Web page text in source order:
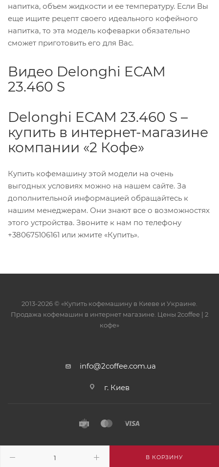
В КОРЗИНУ
напитка, объем жидкости и ее температуру. Если Вы
еще ищите рецепт своего идеального кофейного
напитка, то эта модель кофеварки обязательно
сможет приготовить его для Вас.
Видео Delonghi ECAM
23.460 S
Delonghi ECAM 23.460 S –
купить в интернет-магазине
компании «2 Кофе»
Купить кофемашину этой модели на очень
выгодных условиях можно на нашем сайте. За
дополнительной информацией обращайтесь к
нашим менеджерам. Они знают все о возможностях
этого устройства. Звоните к нам по телефону
+380675106161 или жмите «Купить».
2013-2026 © «Купить кофемашину в Киеве и Украине.
Продажа кофемашин в интернет магазине. Цены 2сoffee | 2
кофе»
info@2coffee.com.ua
г. Киев